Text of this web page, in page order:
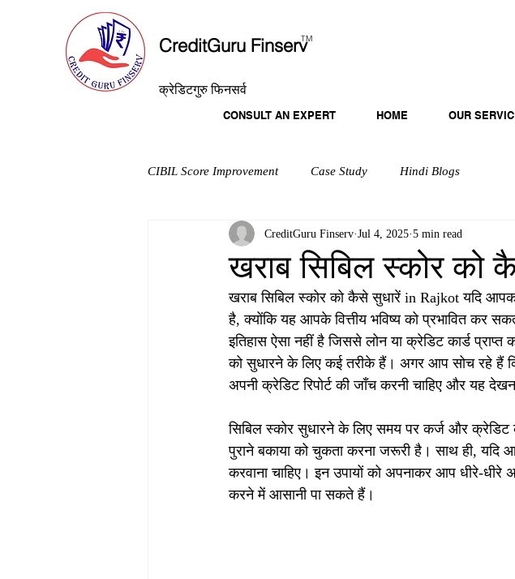
CreditGuru Finserv
TM
क्रेडिटगुरु फिनसर्व
CONSULT AN EXPERT HOME OUR
CIBIL Score Improvement Case Study Hindi Blogs
खराब सिबिल स्कोर
CreditGuru Finserv Jul 4, 2025 5 min read
खराब सिबिल स्कोर को कैसे सुधारें in Rajkot यदि
है, क्योंकि यह आपके वित्तीय भविष्य को प्रभावित कर
इतिहास ऐसा नहीं है जिससे लोन या क्रेडिट कार्ड
को सुधारने के लिए कई तरीके हैं। अगर आप सोच रहे हैं
अपनी क्रेडिट रिपोर्ट की जाँच करनी चाहिए और यह
सिबिल स्कोर सुधारने के लिए समय पर कर्ज और क्रेडिट
पुराने बकाया को चुकता करना जरूरी है। साथ ही, यदि
करवाना चाहिए। इन उपायों को अपनाकर आप धीरे-
करने में आसानी पा सकते हैं।